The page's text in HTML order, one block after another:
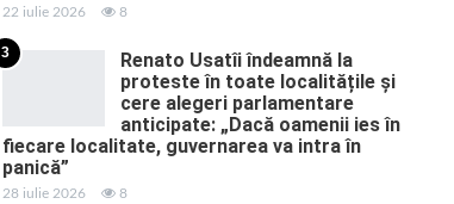
22 iulie 2026 8
3
Renato Usatîi îndeamnă la
proteste în toate localitățile și
cere alegeri parlamentare
anticipate: „Dacă oamenii ies în
fiecare localitate, guvernarea va intra în
panică”
28 iulie 2026 8